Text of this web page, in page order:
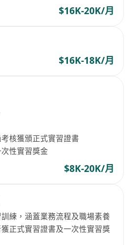
$16K-20K/月
$16K-18K/月
核獲頒正式實習證書
性實習獎金
$8K-20K/月
練，涵蓋業務流程及職場素養
正式實習證書及一次性實習獎